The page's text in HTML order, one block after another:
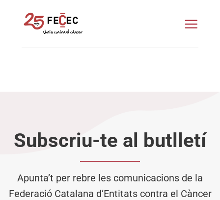
Subscriu-te al butlletí
Apunta’t per rebre les comunicacions de la
Federació Catalana d’Entitats contra el Càncer